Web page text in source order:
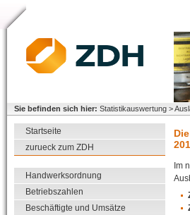
Sie befinden sich hier: Statistikauswertung >
Im
Startseite
zurueck zum ZDH
Handwerksordnung
Betriebszahlen
Beschäftigte und Umsätze